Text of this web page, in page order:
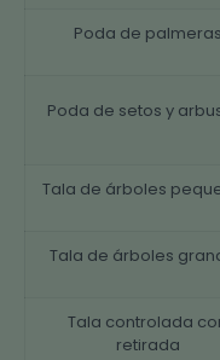
Poda de palmeras
Poda de setos y
Tala de árboles
Tala de árboles
Tala controlada
retirada